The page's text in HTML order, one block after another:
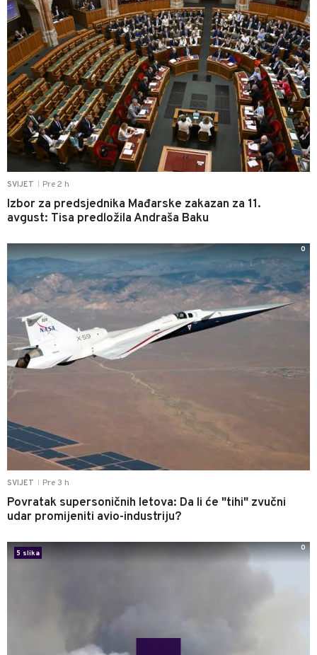
SVIJET Pre 2 h
Izbor za predsjednika Mađarske zakazan za 11.
avgust: Tisa predložila Andraša Baku
SVIJET Pre 3 h
Povratak supersoničnih letova: Da li će "tihi" zvučni
udar promijeniti avio-industriju?
0
5 slika
0